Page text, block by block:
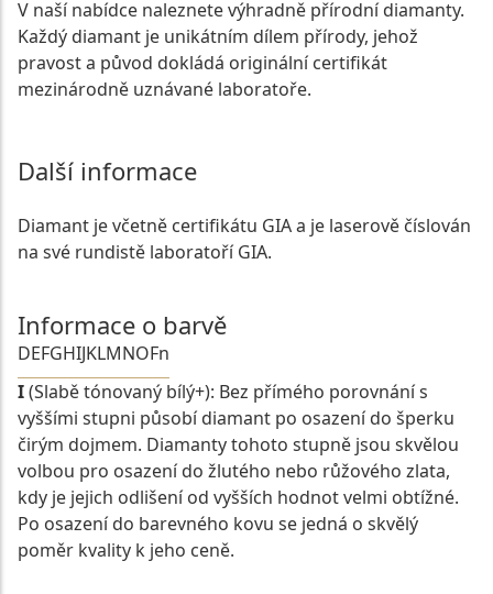
V naší nabídce naleznete výhradně přírodní diamanty.
Každý diamant je unikátním dílem přírody, jehož
pravost a původ dokládá originální certifikát
mezinárodně uznávané laboratoře.
Další informace
Diamant je včetně certifikátu GIA a je laserově číslován
na své rundistě laboratoří GIA.
Informace o barvě
DEFGHIJKLMNOFn
I(Slabě tónovaný bílý+): Bez přímého porovnání s
vyššími stupni působí diamant po osazení do šperku
čirým dojmem. Diamanty tohoto stupně jsou skvělou
volbou pro osazení do žlutého nebo růžového zlata,
kdy je jejich odlišení od vyšších hodnot velmi obtížné.
Po osazení do barevného kovu se jedná o skvělý
poměr kvality k jeho ceně.